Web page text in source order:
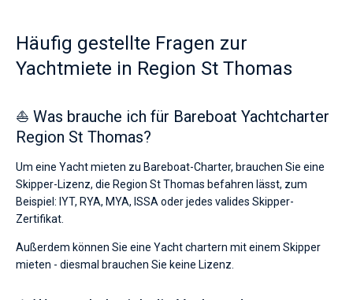
Häufig gestellte Fragen zur
Yachtmiete in Region St Thomas
⛵ Was brauche ich für Bareboat Yachtcharter
Region St Thomas?
Um eine Yacht mieten zu Bareboat-Charter, brauchen Sie eine
Skipper-Lizenz, die Region St Thomas befahren lässt, zum
Beispiel: IYT, RYA, MYA, ISSA oder jedes valides Skipper-
Zertifikat.
Außerdem können Sie eine Yacht chartern mit einem Skipper
mieten - diesmal brauchen Sie keine Lizenz.